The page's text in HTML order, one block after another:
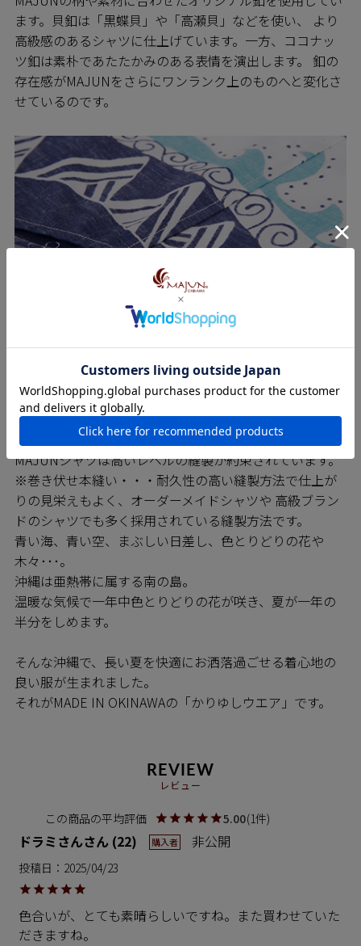
ます。貝釦は「黒蝶貝」や「高瀬貝」などを使い、 より
高級感のあるシャツに仕上げています。一方、ココナッ
ツ釦は素朴であたたかみのある表情を演出します。 釦の
存在感がMAJUNをさらにワンランク上のものへと変化さ
せているのです。
SEWING 縫製のこだわり
MAJUNシャツは日進商会の子会社で基幹工場であるニチ
ハン繊維の熟練の技をもつ職人たちによって一枚一枚丁
寧に縫われています。弊社の縫製工場では沖縄県内でい
ち早く「※巻き伏せ縫い」の技術を確立しており、
MAJUNシャツは高いレベルの縫製が約束されています。
※巻き伏せ本縫い・・・耐久性の高い縫製方法で仕上が
りの見栄えもよく、オーダーメイドシャツや 高級ブラン
ドのシャツでも多く採用されている縫製方法です。
青い海、青い空、まぶしい日差し、色とりどりの花や
木々･･･。
沖縄は亜熱帯に属する南の島。
温暖な気候で一年中色とりどりの花が咲き、夏が一年の
半分をしめます。
そんな沖縄で、長い夏を快適にお洒落過ごせる着心地の
良い服が生まれました。
それがMADE IN OKINAWAの「かりゆしウエア」です。
REVIEW
レビュー
5.00 1
ドラミさん 22 購入者 非公開
投稿日 2025/04/23
色合いが、とても素晴らしいですね。また買わせていた
だきますね。